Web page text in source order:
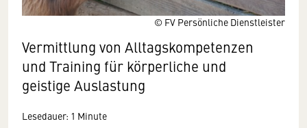
© FV Persönliche Dienstleister
Vermittlung von Alltagskompetenzen
und Training für körperliche und
geistige Auslastung
Lesedauer: 1 Minute